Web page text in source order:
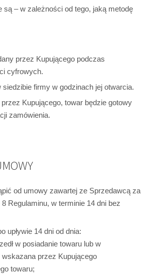
– w zależności od tego, jaką metodę
przez Kupującego podczas
cyfrowych.
firmy w godzinach jej otwarcia.
Kupującego, towar będzie gotowy
zamówienia.
od umowy zawartej ze Sprzedawcą za
Regulaminu, w terminie 14 dni bez
upływie 14 dni od dnia:
w posiadanie towaru lub w
przez Kupującego
towaru;